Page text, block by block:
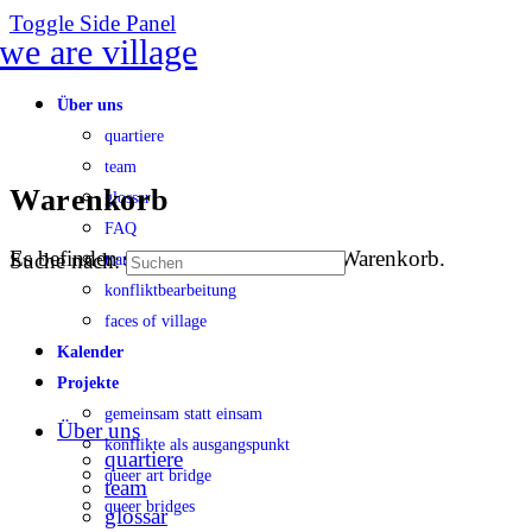
Toggle Side Panel
Über uns
quartiere
team
glossar
FAQ
transparenz
konfliktbearbeitung
faces of village
Kalender
Projekte
gemeinsam statt einsam
konflikte als ausgangspunkt
queer art bridge
queer bridges
Warenkorb
Es befinden sich keine Produkte im Warenkorb.
Suche nach:
Über uns
quartiere
team
glossar